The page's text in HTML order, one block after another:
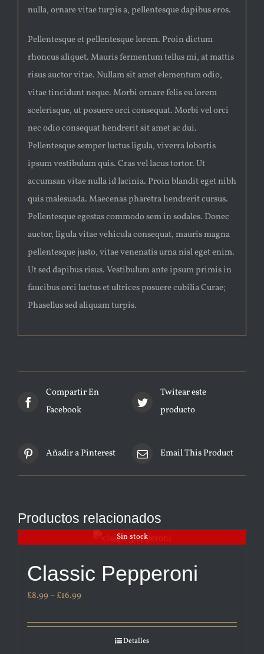
nulla, ornare vitae turpis a, pellentesque dapibus eros.
Pellentesque et pellentesque lorem. Proin dictum
rhoncus aliquet. Mauris fermentum tellus mi, at mattis
risus auctor vitae. Nullam sit amet elementum odio,
vitae tincidunt neque. Morbi ornare felis eu lorem
scelerisque, ut posuere orci consequat. Morbi vel orci
nec odio consequat hendrerit sit amet ac dui.
Pellentesque semper luctus ligula, viverra lobortis
ipsum vestibulum quis. Cras vel lacus tortor. Ut
accumsan vitae nulla id lacinia. Proin blandit eget nibh
quis malesuada. Maecenas pharetra hendrerit cursus.
Pellentesque egestas commodo sem in sodales. Donec
auctor, ligula vitae vehicula consequat, mauris magna
pellentesque justo, vitae venenatis urna nisl eget enim.
Ut sed dapibus risus. Vestibulum ante ipsum primis in
faucibus orci luctus et ultrices posuere cubilia Curae;
Phasellus sed aliquam turpis.
Compartir En
Facebook
Twitear este
producto
Añadir a Pinterest Email This Product
Productos relacionados
Sin stock
Classic Pepperoni
£8.99–£16.99
Detalles